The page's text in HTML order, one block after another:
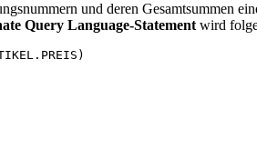
und deren Gesamtsummen
Query Language-Statement wird